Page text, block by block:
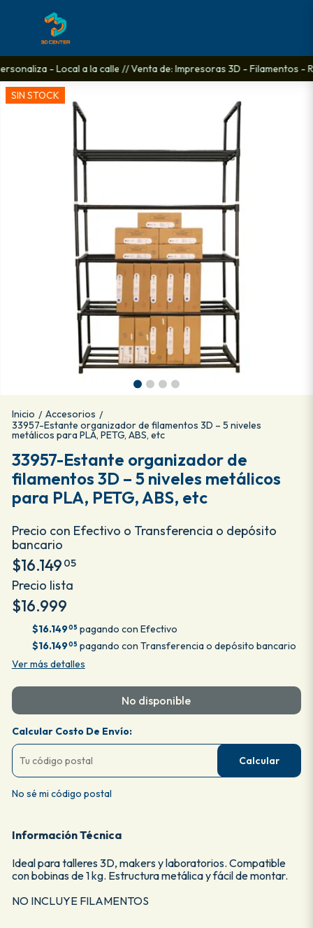
- Local a la calle // Venta de: Impresoras 3D - Filamentos -
SIN STOCK
Inicio / Accesorios /
33957-Estante organizador de filamentos 3D – 5 niveles
metálicos para PLA, PETG, ABS, etc
33957-Estante organizador de
filamentos 3D – 5 niveles metálicos
para PLA, PETG, ABS, etc
Precio con Efectivo o Transferencia o depósito
bancario
$16.149 05
Precio lista
$16.999
$16.14905 pagando con Efectivo
$16.14905 pagando con Transferencia o depósito bancario
Ver más detalles
No disponible
Calcular Costo De Envío:
Calcular
No sé mi código postal
Información Técnica
Ideal para talleres 3D, makers y laboratorios. Compatible
con bobinas de 1 kg. Estructura metálica y fácil de montar.
NO INCLUYE FILAMENTOS